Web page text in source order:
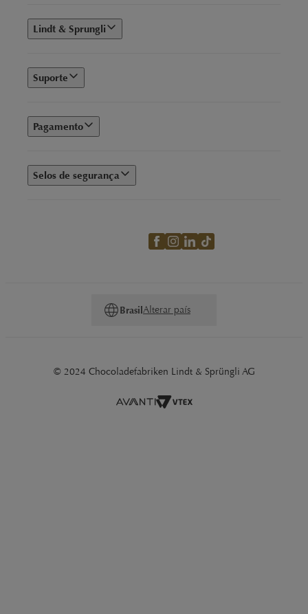
Lindt & Sprungli
Suporte
Pagamento
Selos de segurança
BrasilAlterar país
© 2024 Chocoladefabriken Lindt & Sprüngli AG